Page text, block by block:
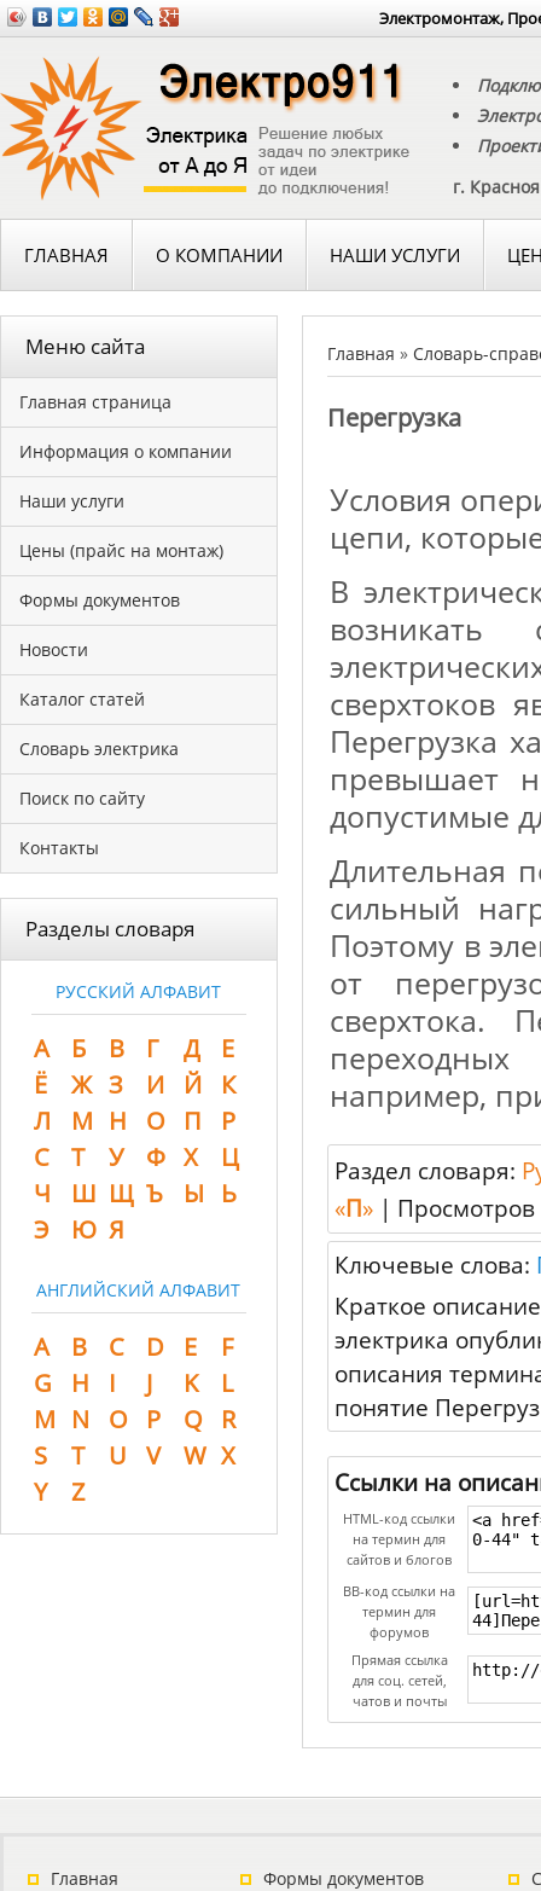
Электромонтаж,
г.
ГЛАВНАЯ О КОМПАНИИ НАШИ УСЛУГИ
Меню сайта
Главная страница
Информация о компании
Наши услуги
Цены (прайс на монтаж)
Формы документов
Новости
Каталог статей
Словарь электрика
Поиск по сайту
Контакты
Разделы словаря
РУССКИЙ АЛФАВИТ
А Б В Г Д
Е
Ё
Ж З И Й
К
Л
М Н О П
Р
С
Т У Ф Х
Ц
Ч
Ш Щ Ъ Ы
Ь
Э
Ю Я
АНГЛИЙСКИЙ АЛФАВИТ
A B C D E
F
G
H I J K
L
M N O P Q
R
S
T U V W X
Y
Z
Главная » Словарь-
Перегрузка
Условия
цепи,
В
сверхтоков
Перегрузка
превышает
допустимые
Длительная
сильный
Поэтому в
от
сверхтока.
например,
Раздел словаря:
«П» |
Ключевые слова:
Краткое
электрика
описания
понятие
Ссылки на
HTML-код ссылки
на термин для
сайтов и блогов
BB-код ссылки на
термин для
форумов
Прямая ссылка
для соц. сетей,
чатов и почты
Главная
Формы документов